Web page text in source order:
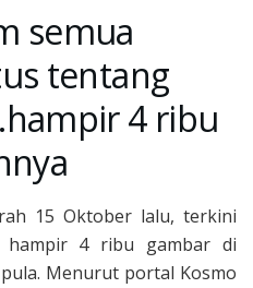
semua
tentang
4 ribu
15 Oktober lalu, terkini
hampir 4 ribu gambar di
Menurut portal Kosmo